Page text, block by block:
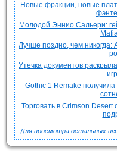
Новые фракции, новые
Молодой Эннио Сальери:
Лучше поздно, чем никогда:
Утечка документов
Gothic 1 Remake
Торговать в Crimson
Для просмотра остальных